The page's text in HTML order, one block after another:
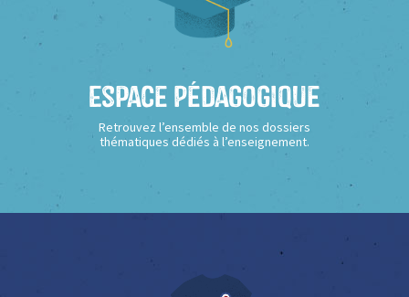
Espace Pédagogique
Retrouvez l’ensemble de nos dossiers
thématiques dédiés à l’enseignement.